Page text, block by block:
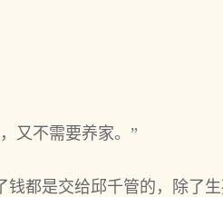
又不需要养家。”
都是交给邱千管的，除了